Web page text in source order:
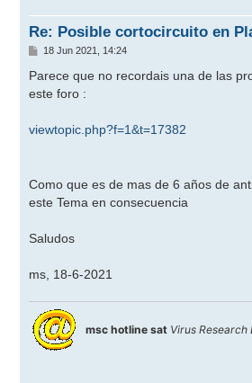
Re: Posible cortocircuito en
M
n
a
18 Jun 2021, 14:24
Parece que no recordais una de las
este foro :
viewtopic.php?f=1&t=17382
Como que es de mas de 6 años de
este Tema en consecuencia
Saludos
ms, 18-6-2021
msc hotline sat Virus Research